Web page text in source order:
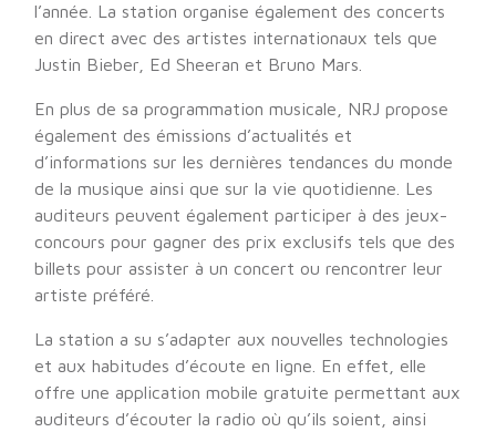
l’année. La station organise également des concerts
en direct avec des artistes internationaux tels que
Justin Bieber, Ed Sheeran et Bruno Mars.
En plus de sa programmation musicale, NRJ propose
également des émissions d’actualités et
d’informations sur les dernières tendances du monde
de la musique ainsi que sur la vie quotidienne. Les
auditeurs peuvent également participer à des jeux-
concours pour gagner des prix exclusifs tels que des
billets pour assister à un concert ou rencontrer leur
artiste préféré.
La station a su s’adapter aux nouvelles technologies
et aux habitudes d’écoute en ligne. En effet, elle
offre une application mobile gratuite permettant aux
auditeurs d’écouter la radio où qu’ils soient, ainsi